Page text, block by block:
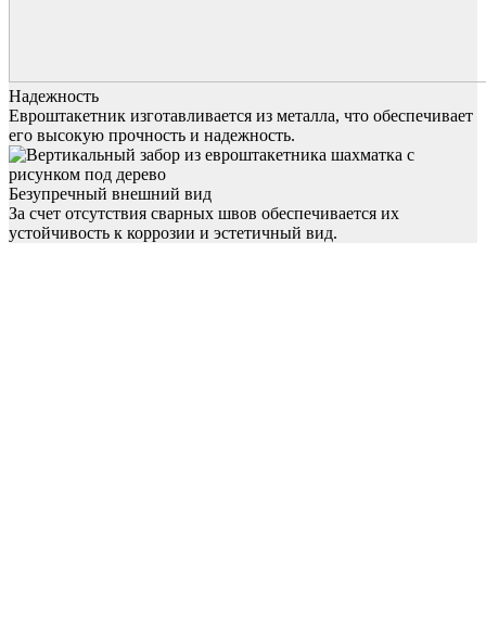
Надежность
Евроштакетник изготавливается из металла, что обеспечивает
его высокую прочность и надежность.
Безупречный внешний вид
За счет отсутствия сварных швов обеспечивается их
устойчивость к коррозии и эстетичный вид.